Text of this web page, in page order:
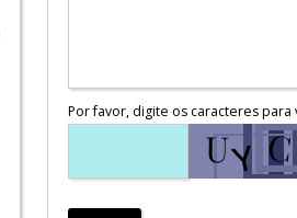
Por favor, digite os caracteres para